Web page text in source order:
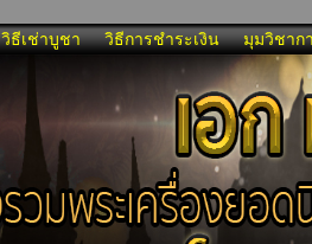
วิธีเช่าบูชา วิธีการชำระเงิน มุมวิชาก